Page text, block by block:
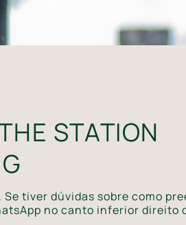
STATION
tiver dúvidas sobre como
no canto inferior direito